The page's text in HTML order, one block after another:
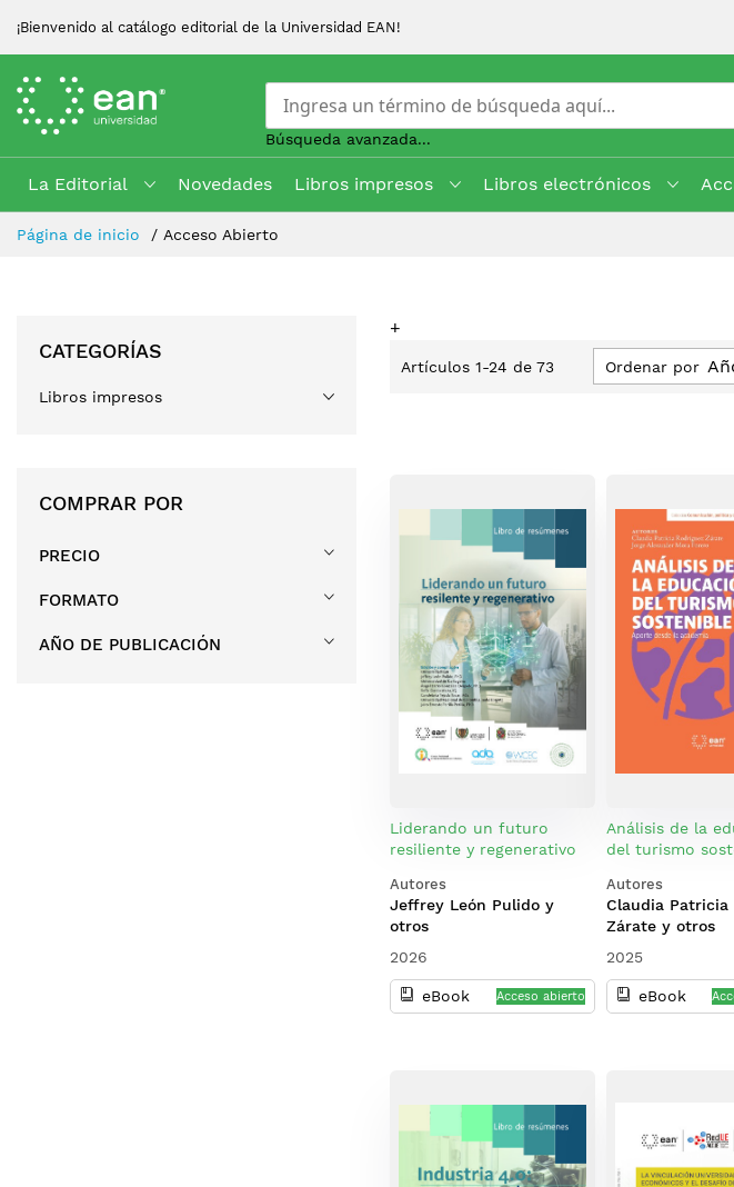
¡Bienvenido al catálogo editorial de la Universidad EAN!
Búsqueda avanzada...
La Editorial Novedades Libros impresos Libros electrónicos
Skip
Página de inicio Acceso Abierto
+
Artículos 1-24 de 73 Ordenar por
Liderando un futuro
resiliente y regenerativo
Autores
Jeffrey León Pulido y
otros
2026
eBook Acceso abierto
Análisis de la
del turismo
Autores
Claudia Patricia
Zárate y otros
2025
eBook
CATEGORÍAS
Libros impresos
COMPRAR POR
PRECIO
FORMATO
AÑO DE PUBLICACIÓN